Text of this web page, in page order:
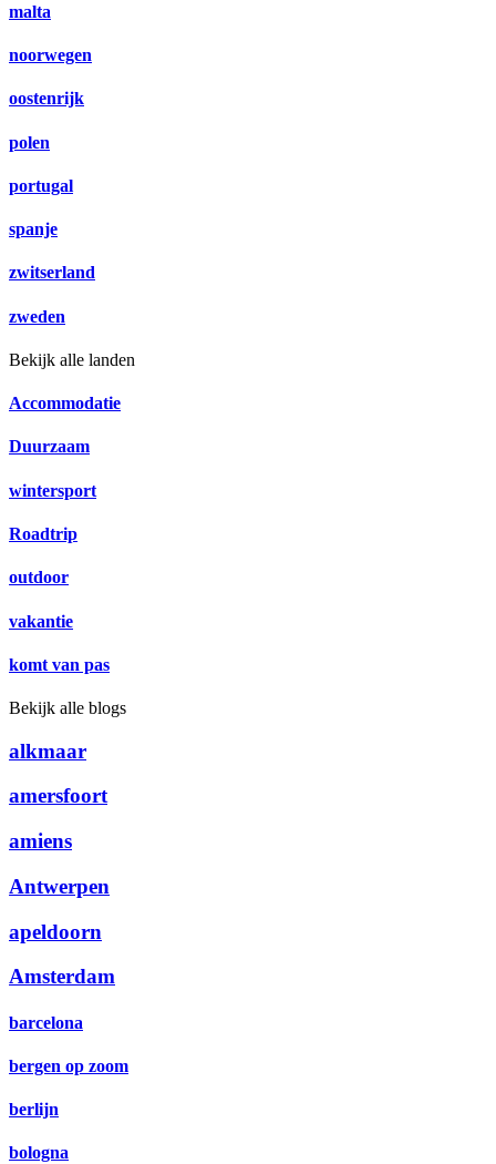
malta
noorwegen
oostenrijk
polen
portugal
spanje
zwitserland
zweden
Bekijk alle landen
Accommodatie
Duurzaam
wintersport
Roadtrip
outdoor
vakantie
komt van pas
Bekijk alle blogs
alkmaar
amersfoort
amiens
Antwerpen
apeldoorn
Amsterdam
barcelona
bergen op zoom
berlijn
bologna